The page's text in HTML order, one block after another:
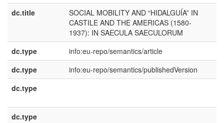
dc.title
SOCIAL MOBILITY AND “HIDALGUÍA” IN
CASTILE AND THE AMERICAS (1580-
1937): IN SAECULA SAECULORUM
dc.type
info:eu-repo/semantics/article
dc.type
info:eu-repo/semantics/publishedVersion
dc.type
dc.type